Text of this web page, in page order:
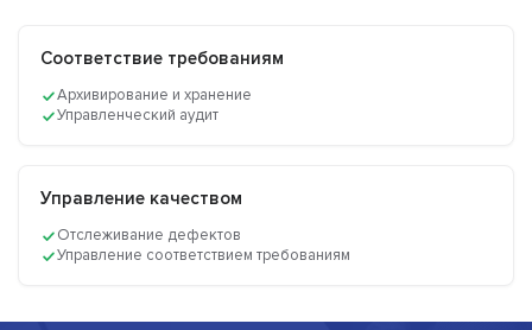
Соответствие требованиям
Архивирование и хранение
Управленческий аудит
Управление качеством
Отслеживание дефектов
Управление соответствием требованиям